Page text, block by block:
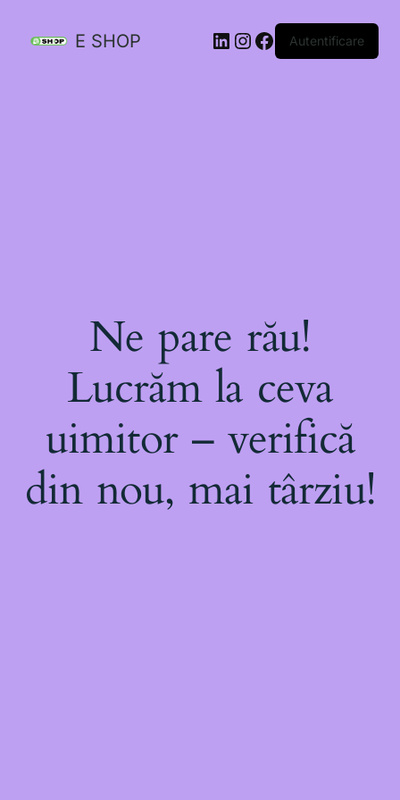
E SHOP Autentificare
Ne pare rău!
Lucrăm la ceva
uimitor – verifică
din nou, mai târziu!